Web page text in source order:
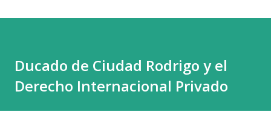
Ducado de Ciudad Rodrigo y el
Derecho Internacional Privado